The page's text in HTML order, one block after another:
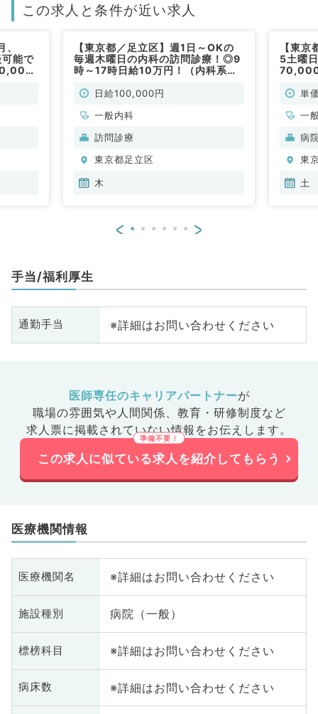
この求人と条件が近い求人
能で
【東京都／足立区】週1日～OKの
毎週木曜日の内科の訪問診療！◎9
時～17時日給10万円！（内科系／
日給100,000円
一般内科
訪問診療
東京都足立区
木
【東
5土曜
70,000
非常勤
単
一
病
東
土
< >
手当/福利厚生
通勤手当 ※詳細はお問い合わせください
医師専任のキャリアパートナーが
職場の雰囲気や人間関係、 教育・研修制度など
求人票に掲載されていない情報をお伝えします。
この求人に似ている求人を紹介してもらう
医療機関情報
医療機関名 ※詳細はお問い合わせください
施設種別 病院（一般）
標榜科目 ※詳細はお問い合わせください
病床数 ※詳細はお問い合わせください